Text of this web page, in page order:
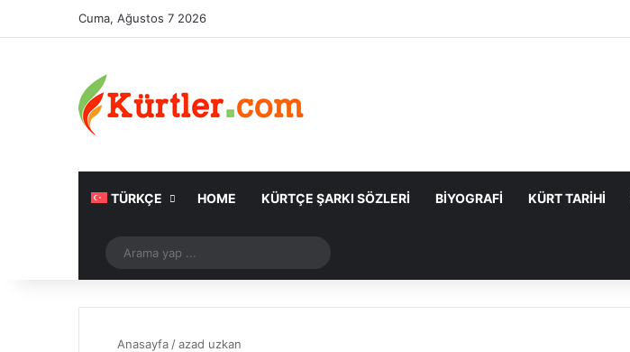
Cuma, Ağustos 7 2026
TÜRKÇE HOME KÜRTÇE ŞARKI SÖZLERI BIYOGRAFI KÜRT TARIHI
Rastgele Makale
yap
Anasayfa /azad uzkan